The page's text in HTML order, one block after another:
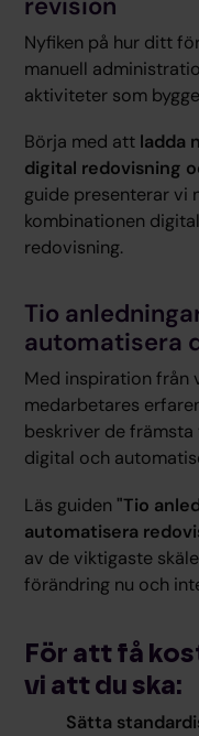
Nyfiken på hur ditt
manuell
aktiviteter som
Börja med att ladda
digital redovisning
guide presenterar vi
kombinationen
redovisning.
Tio
automatisera
Med inspiration från
medarbetares
beskriver de
digital och
Läs guiden "Tio
automatisera
av de viktigaste
förändring nu och
För att få
vi att du ska:
Sätta